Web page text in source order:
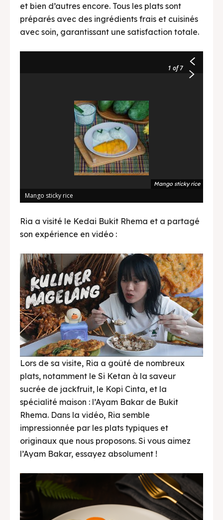
et bien d’autres encore. Tous les plats sont
préparés avec des ingrédients frais et cuisinés
avec soin, garantissant une satisfaction totale.
1 of 7
Mango sticky rice
Mango sticky rice
Pisang goreng bukit rhema
Pisang goreng bukit rhema
Donut Kedai Bukit Rhema
donut bukit rhema
Ria a visité le Kedai Bukit Rhema et a partagé
son expérience en vidéo :
Lors de sa visite, Ria a goûté de nombreux
plats, notamment le Si Ketan à la saveur
sucrée de jackfruit, le Kopi Cinta, et la
spécialité maison : l’Ayam Bakar de Bukit
Rhema. Dans la vidéo, Ria semble
impressionnée par les plats typiques et
originaux que nous proposons. Si vous aimez
l’Ayam Bakar, essayez absolument !